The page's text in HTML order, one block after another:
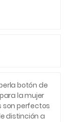
botón de
la mujer
son perfectos
distinción a